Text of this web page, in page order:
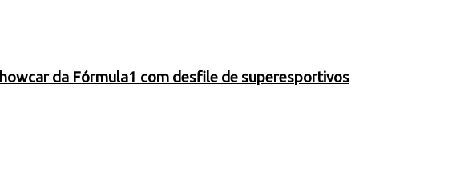
da Fórmula1 com desfile de superesportivos